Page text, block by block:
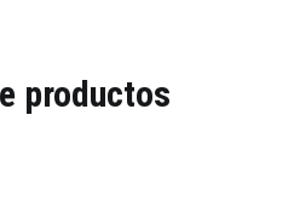
productos